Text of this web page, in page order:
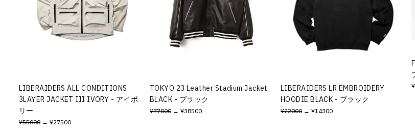
LIBERAIDERS ALL CONDITIONS
3LAYER JACKET III IVORY - アイボ
リー
¥55000 → ¥27500
TOKYO 23 Leather Stadium Jacket
BLACK - ブラック
¥77000 → ¥38500
LIBERAIDERS LR EMBROIDERY
HOODIE BLACK - ブラック
¥22000 → ¥14300